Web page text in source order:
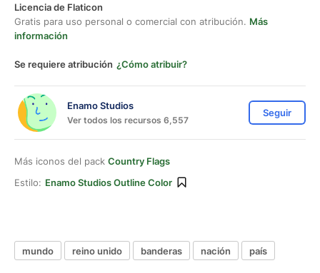
Licencia de Flaticon
Gratis para uso personal o comercial con atribución. Más
información
Se requiere atribución ¿Cómo atribuir?
Enamo Studios
Ver todos los recursos 6,557
Seguir
Más iconos del pack Country Flags
Estilo: Enamo Studios Outline Color
mundo reino unido banderas nación país